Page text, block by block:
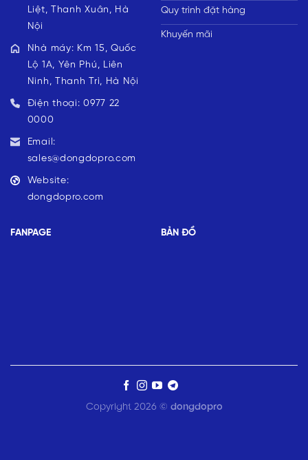
Liệt, Thanh Xuân, Hà
Nội
Nhà máy: Km 15, Quốc
Lộ 1A, Yên Phú, Liên
Ninh, Thanh Trì, Hà Nội
Điện thoại: 0977 22
0000
Email:
sales@dongdopro.com
Website:
dongdopro.com
Quy trình đặt hàng
Khuyến mãi
FANPAGE BẢN ĐỒ
Copyright 2026 © dongdopro